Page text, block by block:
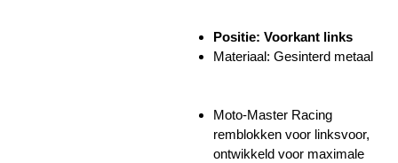
Positie: Voorkant links
Materiaal: Gesinterd metaal
Moto-Master Racing
remblokken voor linksvoor,
ontwikkeld voor maximale